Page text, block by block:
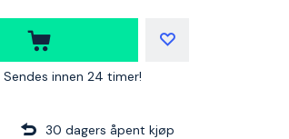
Sendes innen 24 timer!
30 dagers åpent kjøp